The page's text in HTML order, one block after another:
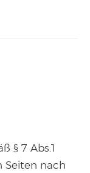
§ 7 Abs.1
Seiten nach